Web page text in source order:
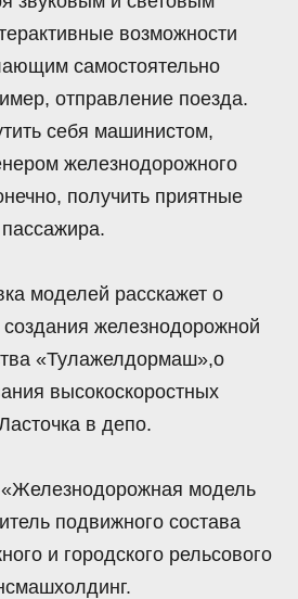
возможности
самостоятельно
отправление поезда.
себя машинистом,
железнодорожного
получить приятные
моделей расскажет о
железнодорожной
«Тулажелдормаш»,о
высокоскоростных
в депо.
модель
подвижного состава
и городского рельсового